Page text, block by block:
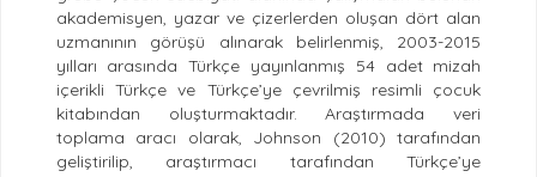
akademisyen, yazar ve çizerlerden oluşan dört alan
uzmanının görüşü alınarak belirlenmiş, 2003-2015
yılları arasında Türkçe yayınlanmış 54 adet mizah
içerikli Türkçe ve Türkçe’ye çevrilmiş resimli çocuk
kitabından oluşturmaktadır. Araştırmada veri
toplama aracı olarak, Johnson (2010) tarafından
geliştirilip, araştırmacı tarafından Türkçe’ye